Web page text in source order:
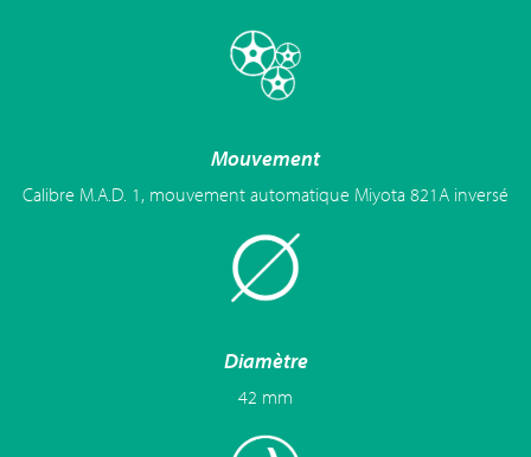
Mouvement
Calibre M.A.D. 1, mouvement automatique Miyota 821A inversé
Diamètre
42 mm